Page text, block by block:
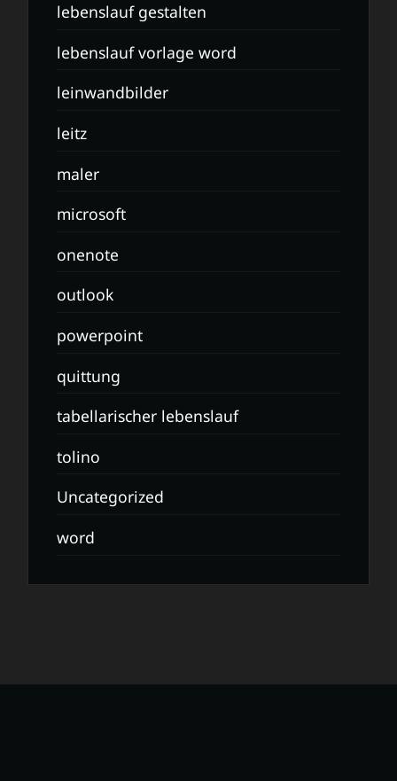
lebenslauf gestalten
lebenslauf vorlage word
leinwandbilder
leitz
maler
microsoft
onenote
outlook
powerpoint
quittung
tabellarischer lebenslauf
tolino
Uncategorized
word